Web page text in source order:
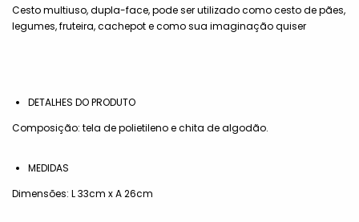
Cesto multiuso, dupla-face, pode ser utilizado como cesto de pães,
legumes, fruteira, cachepot e como sua imaginação quiser
DETALHES DO PRODUTO
Composição: tela de polietileno e chita de algodão.
MEDIDAS
Dimensões: L 33cm x A 26cm